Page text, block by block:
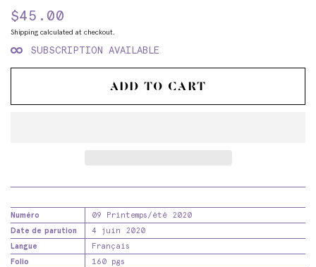
Regular
price
$45.00
price
Shipping calculated at checkout.
SUBSCRIPTION AVAILABLE
ADD TO CART
Numéro
09 Printemps/été 2020
Date de parution
4 juin 2020
Langue
Français
Folio
160 pgs